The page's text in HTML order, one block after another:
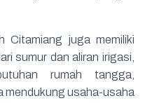
Citamiang juga memiliki
sumur dan aliran irigasi,
rumah tangga,
mendukung usaha-usaha